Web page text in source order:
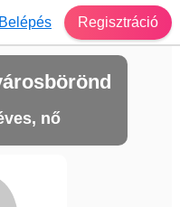
Belépés Regisztráció
nő